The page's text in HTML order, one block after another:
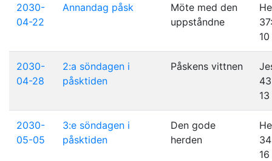
2030-
04-22
Annandag påsk
Möte med den
uppståndne
10
2030-
04-28
2:a söndagen i
påsktiden
Påskens vittnen
13
2030-
05-05
3:e söndagen i
påsktiden
Den gode
herden
16